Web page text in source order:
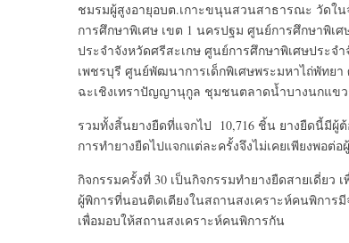
ชมรมผู้สูงอายุอบต.เกาะขนุนสวนสาธารณะ วัดใ
การศึกษาพิเศษ เขต 1 นครปฐม ศูนย์การศึกษาพิ
ประจำจังหวัดศรีสะเกษ ศูนย์การศึกษาพิเศษประจ
เพชรบุรี ศูนย์พัฒนาการเด็กพิเศษพระมหาไถ่พัทย
ฉะเชิงเทราปัญญานุกูล ชุมชนตลาดน้ำบางนกแข
รวมทั้งสิ้นยางยืดที่แจกไป 10,716 ชิ้น ยางยืดนี้มีผู้
การทำยางยืดไปแจกแต่ละครั้งจึงไม่เคยเพียงพอต่อ
กิจกรรมครั้งที่ 30 เป็นกิจกรรมทำยางยืดสายเดี่ย
ผู้พิการที่นอนติดเตียงในสถานสงเคราะห์คนพิการ
เพื่อมอบให้สถานสงเคราะห์คนพิการกัน